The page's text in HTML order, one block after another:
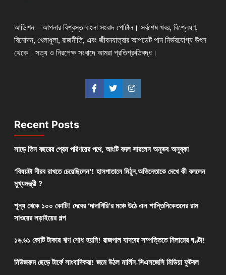
আডিশন – আপনার বিশ্বস্ত বাংলা সংবাদ পোর্টাল। সর্বশেষ খবর, বিশ্লেষণ,
বিনোদন, খেলাধুলা, রাজনীতি, এবং জীবনযাত্রার আপডেট পান নির্ভরযোগ্য উৎস
থেকে। সত্য ও নিরপেক্ষ সংবাদে আমরা প্রতিশ্রুতিবদ্ধ।
Recent Posts
সাড়ে তিন বছরের প্রেম পরিণয়ের পথে, আংটি বদল সারলেন অনুভব-অনুষ্কা
‘বিষয়টা নীরব রাখতে চেয়েছিলেন’! হাসপাতালে মিঠুন,অভিনেতাকে দেখে কী বললেন
মুখ্যমন্ত্রী ?
শূন্য থেকে ১০০ কোটি! দেবের ‘দাদাগিরি’র মঞ্চে উঠে এল শান্তিনিকেতনের রাম
সাওয়ের লড়াইয়ের গল্প
১৬.৬১ কোটি টাকার ঋণ শোধ হয়নি! রাজপাল যাদবের সম্পত্তিতে নিলামের ঘণ্টা!
নিউজরুম ছেড়ে টার্ফে সাংবাদিকরা! জমে উঠল মার্লিন-সিএসজেসি মিডিয়া ফুটবল